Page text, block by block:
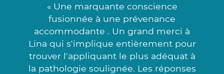
« Une marquante conscience
fusionnée à une prévenance
accommodante . Un grand merci à
Lina qui s'implique entièrement pour
trouver l'appliquant le plus adéquat à
la pathologie soulignée. Les réponses